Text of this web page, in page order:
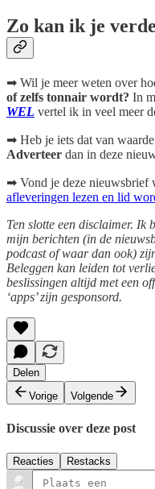
Zo kan ik je
➡ Wil je meer weten over
of zelfs tonnair wordt? In
WEL vertel ik in veel meer
➡ Heb je iets dat van
Adverteer dan in deze
➡ Vond je deze nieuwsbrief
afleveringen lezen en lid
Ten slotte een disclaimer. Ik
mijn berichten (in de
podcast of waar dan ook)
Beleggen kan leiden tot
beslissingen altijd met een
‘apps’ zijn gesponsord.
Delen
Vorige
Volgende
Discussie over deze post
Reacties Restacks